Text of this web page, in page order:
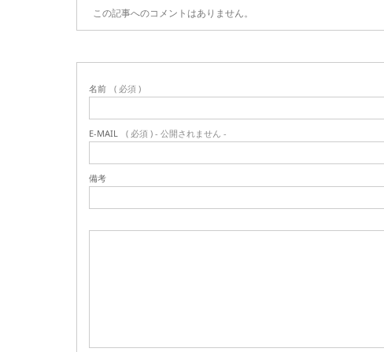
この記事へのコメントはありません。
名前 ( 必須 )
E-MAIL ( 必須 ) - 公開されません -
備考